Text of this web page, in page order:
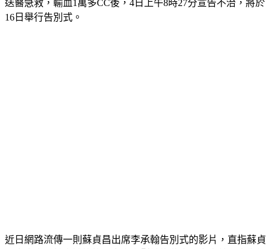
送醫急救，輸血1萬多CC後，4日上午8時27分宣告不治，將於
16日舉行告別式。
近日網路流傳一則蘇貞昌出席李承翰告別式的影片，直指蘇貞